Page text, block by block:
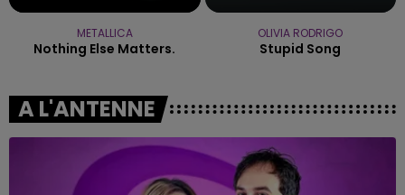
METALLICA
Nothing Else Matters.
OLIVIA RODRIGO
Stupid Song
A L'ANTENNE